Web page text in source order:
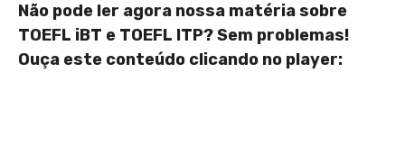
Não pode ler agora nossa matéria sobre
TOEFL iBT e TOEFL ITP? Sem problemas!
Ouça este conteúdo clicando no player: